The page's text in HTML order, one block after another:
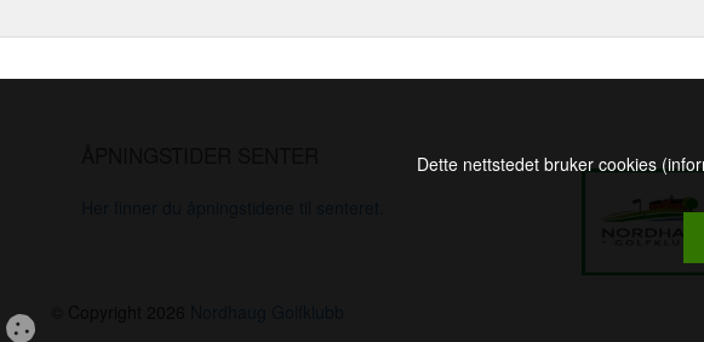
Dette nettstedet bruker cookies